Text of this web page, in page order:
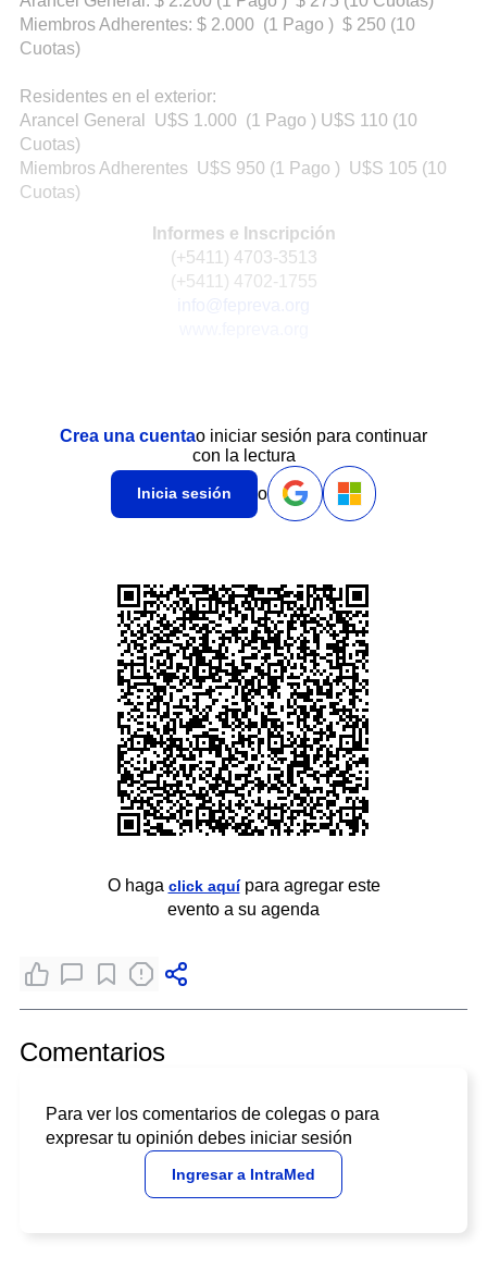
Miembros Adherentes: $ 2.000 (1 Pago ) $ 250 (10
Cuotas)
Residentes en el exterior:
Arancel General U$S 1.000 (1 Pago ) U$S 110 (10
Cuotas)
Miembros Adherentes U$S 950 (1 Pago ) U$S 105 (10
Cuotas)
Informes e Inscripción
(+5411) 4703-3513
(+5411) 4702-1755
Crea una cuentao iniciar sesión para continuar
con la lectura
Inicia sesión o
O haga click aquípara agregar este
evento a su agenda
Comentarios
Para ver los comentarios de colegas o para
expresar tu opinión debes iniciar sesión
Ingresar a IntraMed